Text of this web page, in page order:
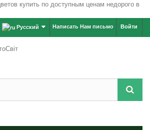
Войти
Написать Нам письмо
Русский